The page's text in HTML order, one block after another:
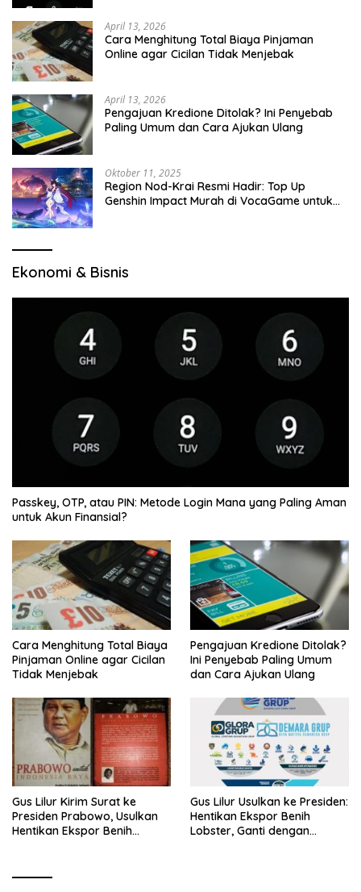
April 13, 2026
Cara Menghitung Total Biaya Pinjaman
Online agar Cicilan Tidak Menjebak
April 13, 2026
Pengajuan Kredione Ditolak? Ini Penyebab
Paling Umum dan Cara Ajukan Ulang
Oktober 11, 2025
Region Nod-Krai Resmi Hadir: Top Up
Genshin Impact Murah di VocaGame untuk
Ekonomi & Bisnis
Passkey, OTP, atau PIN: Metode Login Mana yang Paling Aman
untuk Akun Finansial?
Cara Menghitung Total Biaya
Pinjaman Online agar Cicilan
Tidak Menjebak
Pengajuan Kredione Ditolak?
Ini Penyebab Paling Umum
dan Cara Ajukan Ulang
Gus Lilur Kirim Surat ke
Presiden Prabowo, Usulkan
Hentikan Ekspor Benih
Gus Lilur Usulkan ke Presiden:
Hentikan Ekspor Benih
Lobster, Ganti dengan